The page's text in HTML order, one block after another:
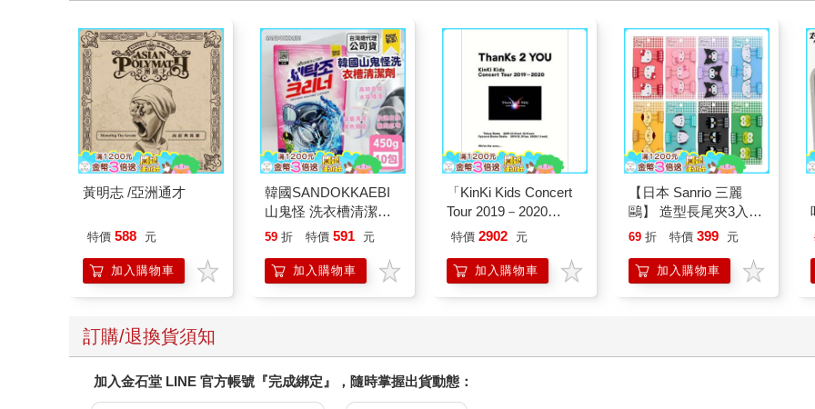
黃明志 /亞洲通才
特價 588 元
加入購物車
韓國SANDOKKAEBI
山鬼怪 洗衣槽清潔劑
450公克-10包組
59 折 特價 591 元
加入購物車
「KinKi Kids Concert
Tour 2019－2020
ThanKs 2 YOU」DVD
特價 2902 元
加入購物車
【日本 Sanrio 三麗
鷗】 造型長尾夾3入組
(8款可選) 凱蒂貓 Hello
企鵝
69 折 特價 399 元
加入購物車
訂購/退換貨須知
加入金石堂 LINE 官方帳號『完成綁定』，隨時掌握出貨動態：